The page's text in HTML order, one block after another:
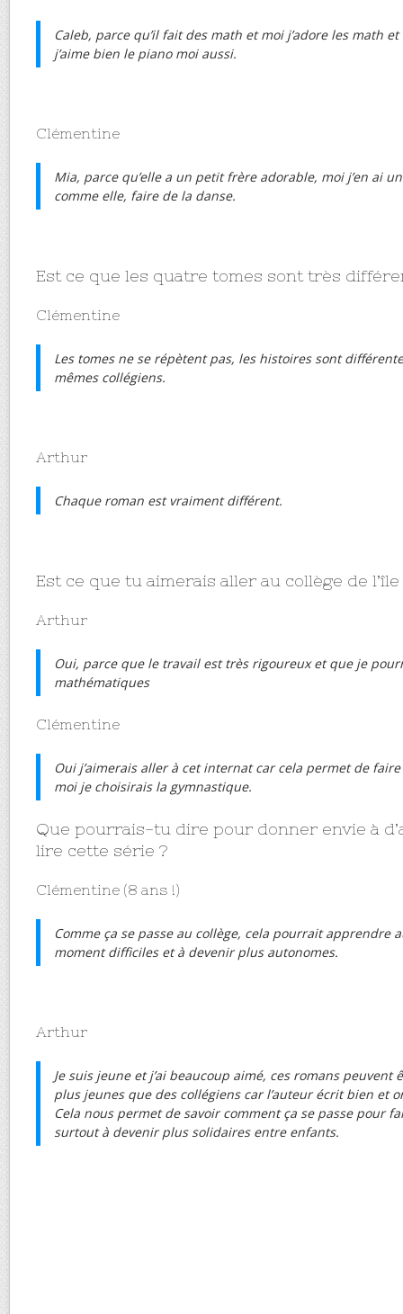
Caleb, parce qu’il fait des math et moi j’adore les math
j’aime bien le piano moi aussi.
Clémentine
Mia, parce qu’elle a un petit frère adorable, moi j’en ai
comme elle, faire de la danse.
Est ce que les quatre tomes sont très
Clémentine
Les tomes ne se répètent pas, les histoires sont
mêmes collégiens.
Arthur
Chaque roman est vraiment différent.
Est ce que tu aimerais aller au collège de l’île
Arthur
Oui, parce que le travail est très rigoureux et que je
mathématiques
Clémentine
Oui j’aimerais aller à cet internat car cela permet de
moi je choisirais la gymnastique.
Que pourrais-tu dire pour donner envie à
lire cette série ?
Clémentine (8 ans !)
Comme ça se passe au collège, cela pourrait apprendre
moment difficiles et à devenir plus autonomes.
Arthur
Je suis jeune et j’ai beaucoup aimé, ces romans peuvent
plus jeunes que des collégiens car l’auteur écrit bien et
Cela nous permet de savoir comment ça se passe pour
surtout à devenir plus solidaires entre enfants.